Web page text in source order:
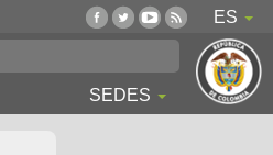
ES
SEDES